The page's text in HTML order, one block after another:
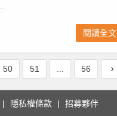
閱讀全文
50 51 56
隱私權條款 招募夥伴